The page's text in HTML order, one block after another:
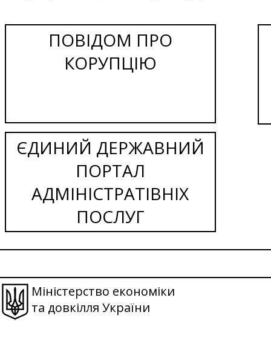
ПОВІДОМ ПРО
КОРУПЦІЮ
ЄДИНИЙ ДЕРЖАВНИЙ
ПОРТАЛ
АДМІНІСТРАТІВНІХ
ПОСЛУГ
Міністерство економіки
та довкілля України